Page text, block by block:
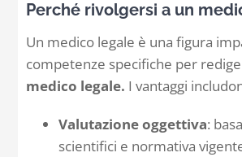
Perché rivolgersi a un
Un medico legale è una figura
competenze specifiche per
medico legale. I vantaggi
Valutazione oggettiva:
scientifici e normativa